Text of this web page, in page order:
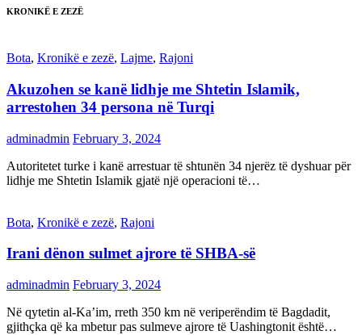
KRONIKË E ZEZË
Bota, Kronikë e zezë, Lajme, Rajoni
Akuzohen se kanë lidhje me Shtetin Islamik,
arrestohen 34 persona në Turqi
adminadmin February 3, 2024
Autoritetet turke i kanë arrestuar të shtunën 34 njerëz të dyshuar për
lidhje me Shtetin Islamik gjatë një operacioni të…
Bota, Kronikë e zezë, Rajoni
Irani dënon sulmet ajrore të SHBA-së
adminadmin February 3, 2024
Në qytetin al-Ka’im, rreth 350 km në veriperëndim të Bagdadit,
gjithçka që ka mbetur pas sulmeve ajrore të Uashingtonit është…